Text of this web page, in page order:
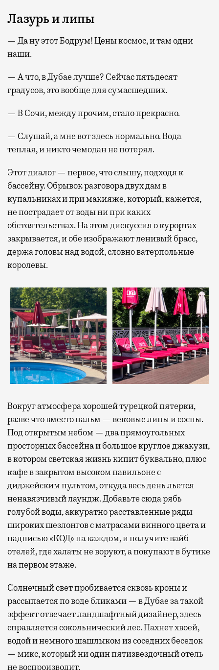
Лазурь и липы
— Да ну этот Бодрум! Цены космос, и там одни
наши.
— А что, в Дубае лучше? Сейчас пятьдесят
градусов, это вообще для сумасшедших.
— В Сочи, между прочим, стало прекрасно.
— Слушай, а мне вот здесь нормально. Вода
теплая, и никто чемодан не потерял.
Этот диалог — первое, что слышу, подходя к
бассейну. Обрывок разговора двух дам в
купальниках и при макияже, который, кажется,
не пострадает от воды ни при каких
обстоятельствах. На этом дискуссия о курортах
закрывается, и обе изображают ленивый брасс,
держа головы над водой, словно ватерпольные
королевы.
Вокруг атмосфера хорошей турецкой пятерки,
разве что вместо пальм — вековые липы и сосны.
Под открытым небом — два прямоугольных
просторных бассейна и большое круглое джакузи,
в котором светская жизнь кипит буквально, плюс
кафе в закрытом высоком павильоне с
диджейским пультом, откуда весь день льется
ненавязчивый лаундж. Добавьте сюда рябь
голубой воды, аккуратно расставленные ряды
широких шезлонгов с матрасами винного цвета и
надписью «КОД» на каждом, и получите вайб
отелей, где халаты не воруют, а покупают в бутике
на первом этаже.
Солнечный свет пробивается сквозь кроны и
рассыпается по воде бликами — в Дубае за такой
эффект отвечает ландшафтный дизайнер, здесь
справляется сокольнический лес. Пахнет хвоей,
водой и немного шашлыком из соседних беседок
— микс, который ни один пятизвездочный отель
не воспроизводит.